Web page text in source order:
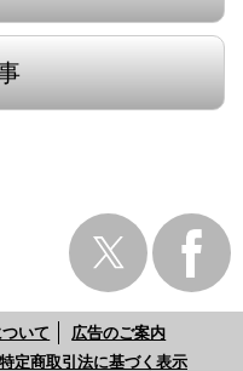
いて
広告のご案内
特定商取引法に基づく表示